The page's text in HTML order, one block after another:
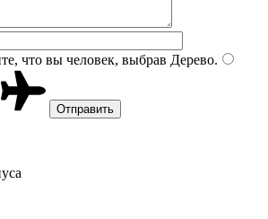
что вы человек, выбрав Дерево.